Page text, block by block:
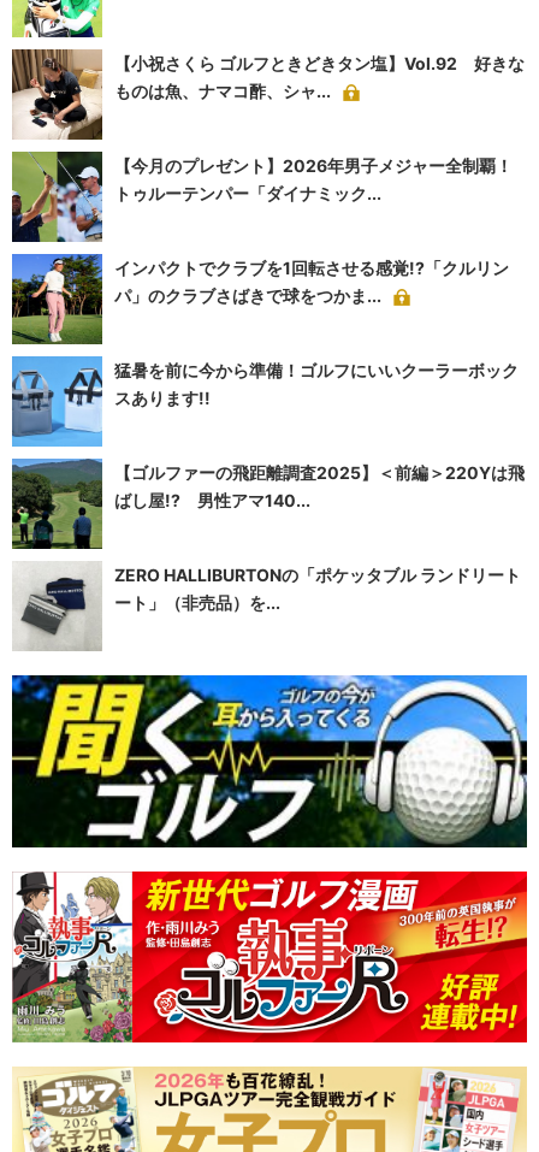
【小祝さくら ゴルフときどきタン塩】Vol.92 好きな
ものは魚、ナマコ酢、シャ...
【今月のプレゼント】2026年男子メジャー全制覇！
トゥルーテンパー「ダイナミック...
インパクトでクラブを1回転させる感覚!?「クルリン
パ」のクラブさばきで球をつかま...
猛暑を前に今から準備！ゴルフにいいクーラーボック
スあります!!
【ゴルファーの飛距離調査2025】＜前編＞220Yは飛
ばし屋!? 男性アマ140...
ZERO HALLIBURTONの「ポケッタブル ランドリート
ート」（非売品）を...